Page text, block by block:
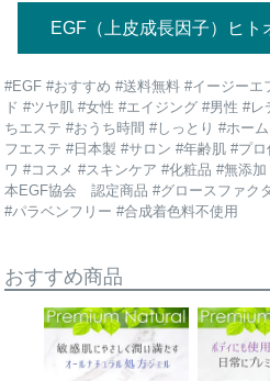
EGF（上皮成長因子）ヒト
#EGF #おすすめ #送料無料 #イージー
ド #ツヤ肌 #女性 #エイジング #男性 #
ちエステ #おうち時間 #しっとり #ホー
フエステ #日本製 #サロン #年齢肌 #プ
ワ #コスメ #スキンケア #化粧品 #無添
本EGF協会 認定商品 #グロースファク
#パラベンフリー #合成着色料不使用
おすすめ商品